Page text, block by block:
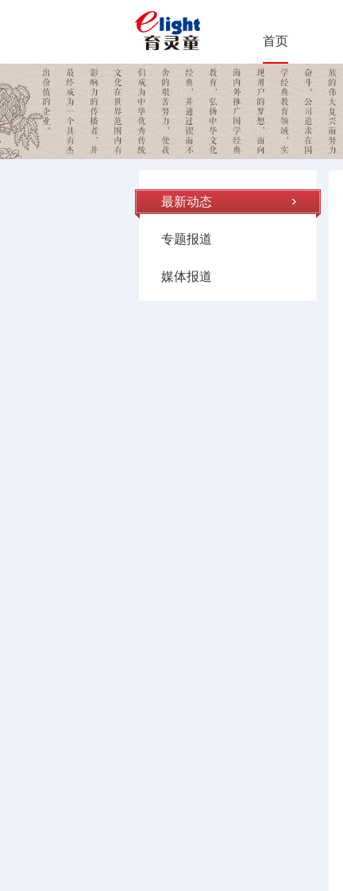
首页
最新动态
专题报道
媒体报道